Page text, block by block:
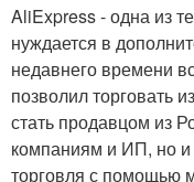
AliExpress - одна из
нуждается в
недавнего времени
позволил торговать
стать продавцом из
компаниям и ИП, но
торговля с помощью